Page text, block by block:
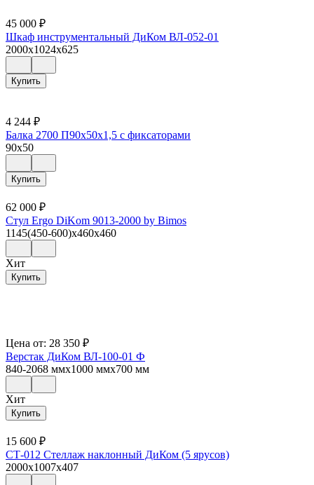
45 000 ₽
Шкаф инструментальный ДиКом ВЛ-052-01
2000x1024x625
Купить
4 244 ₽
Балка 2700 П90х50х1,5 с фиксаторами
90x50
Купить
62 000 ₽
Стул Ergo DiKom 9013-2000 by Bimos
1145(450-600)x460x460
Хит
Купить
Цена от: 28 350 ₽
Верстак ДиКом ВЛ-100-01 Ф
840-2068 ммx1000 ммx700 мм
Хит
Купить
15 600 ₽
СТ-012 Стеллаж наклонный ДиКом (5 ярусов)
2000x1007x407